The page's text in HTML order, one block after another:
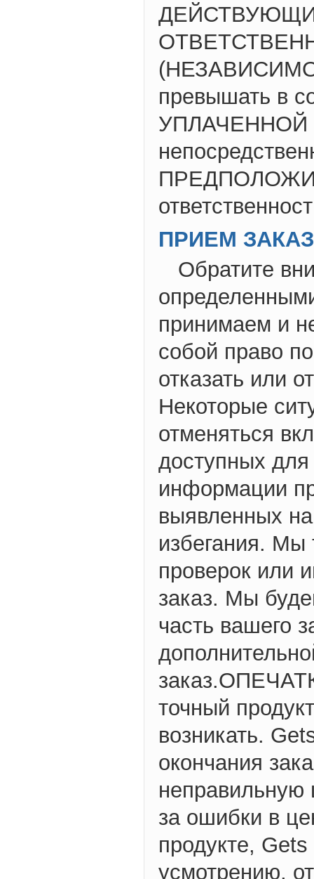
(НЕЗАВИСИМО
превышать в
УПЛАЧЕННОЙ
ПРИЕМ
Обратите
принимаем и
собой право
отказать или
Некоторые
отменяться
доступных
информации
выявленных
избегания. Мы
проверок или
заказ. Мы
часть вашего
точный
возникать.
окончания
неправильную
за ошибки в
продукте,
усмотрению,